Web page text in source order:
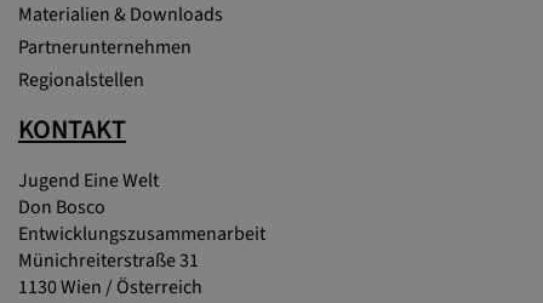
Materialien & Downloads
Partnerunternehmen
Regionalstellen
KONTAKT
Jugend Eine Welt
Don Bosco
Entwicklungszusammenarbeit
Münichreiterstraße 31
1130 Wien / Österreich